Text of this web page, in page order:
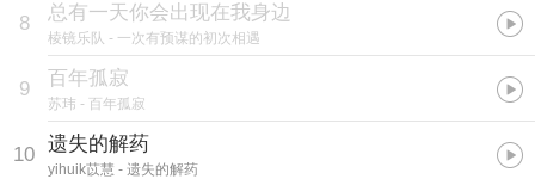
8 总有一天你会出现在我身边
棱镜乐队 - 一次有预谋的初次相遇
9 百年孤寂
苏玮 - 百年孤寂
10 遗失的解药
yihuik苡慧 - 遗失的解药